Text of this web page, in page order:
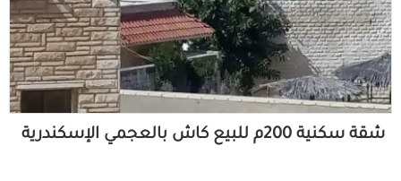
شقة سكنية 200م للبيع كاش بالعجمي الإسكندرية